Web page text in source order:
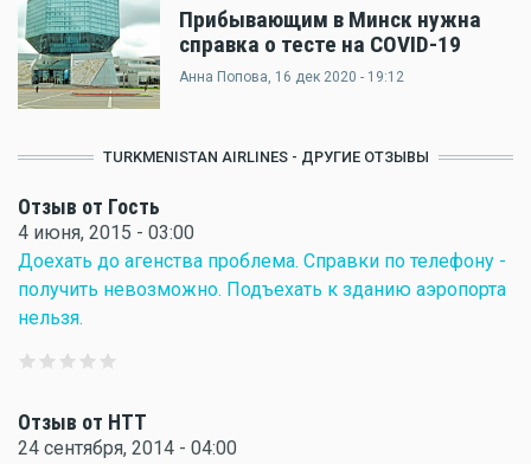
Прибывающим в Минск нужна
справка о тесте на COVID-19
Анна Попова, 16 дек 2020 - 19:12
TURKMENISTAN AIRLINES - ДРУГИЕ ОТЗЫВЫ
Отзыв от Гость
4 июня, 2015 - 03:00
Доехать до агенства проблема. Справки по телефону -
получить невозможно. Подъехать к зданию аэропорта
нельзя.
Отзыв от НТТ
24 сентября, 2014 - 04:00